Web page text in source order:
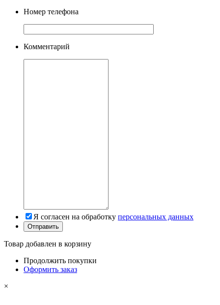
Номер телефона
Комментарий
Я согласен на обработку персональных данных
Товар добавлен в корзину
Продолжить покупки
Оформить заказ
×